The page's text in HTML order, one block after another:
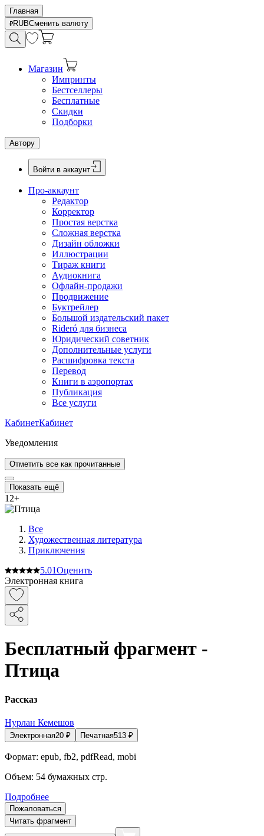
Главная
RUBСменить валюту
Магазин
Импринты
Бестселлеры
Бесплатные
Скидки
Подборки
Автору
Войти в аккаунт
Про-аккаунт
Редактор
Корректор
Простая верстка
Сложная верстка
Дизайн обложки
Иллюстрации
Тираж книги
Аудиокнига
Офлайн-продажи
Продвижение
Буктрейлер
Большой издательский пакет
Rideró для бизнеса
Юридический советник
Дополнительные услуги
Расшифровка текста
Перевод
Книги в аэропортах
Публикация
Все услуги
КабинетКабинет
Уведомления
Отметить все как прочитанные
Показать ещё
12+
Все
Художественная литература
Приключения
5.01Оценить
Электронная книга
Бесплатный фрагмент -
Птица
Рассказ
Нурлан Кемешов
Электронная20 ₽ Печатная513 ₽
Формат: epub, fb2, pdfRead, mobi
Объем: 54 бумажных стр.
Подробнее
Пожаловаться
Читать фрагмент